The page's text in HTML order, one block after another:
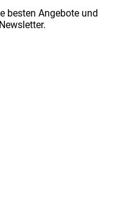
besten Angebote und